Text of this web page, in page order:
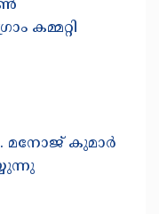
കമ്മറ്റി
മനോജ് കുമാർ